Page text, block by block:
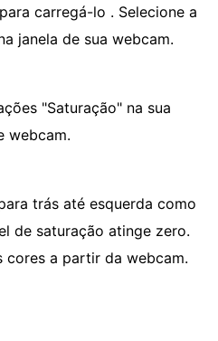
carregá-lo . Selecione a
janela de sua webcam.
"Saturação" na sua
webcam.
trás até esquerda como
de saturação atinge zero.
cores a partir da webcam.